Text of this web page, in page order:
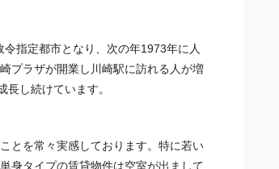
指定都市となり、次の年1973年に人
プラザが開業し川崎駅に訪れる人が増
し続けています。
とを常々実感しております。特に若い
身タイプの賃貸物件は空室が出まして